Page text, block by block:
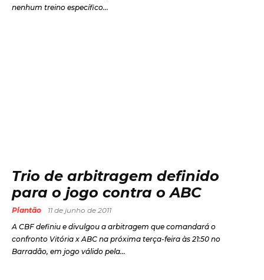
nenhum treino específico...
Trio de arbitragem definido
para o jogo contra o ABC
Plantão
11 de junho de 2011
A CBF definiu e divulgou a arbitragem que comandará o
confronto Vitória x ABC na próxima terça-feira às 21:50 no
Barradão, em jogo válido pela...